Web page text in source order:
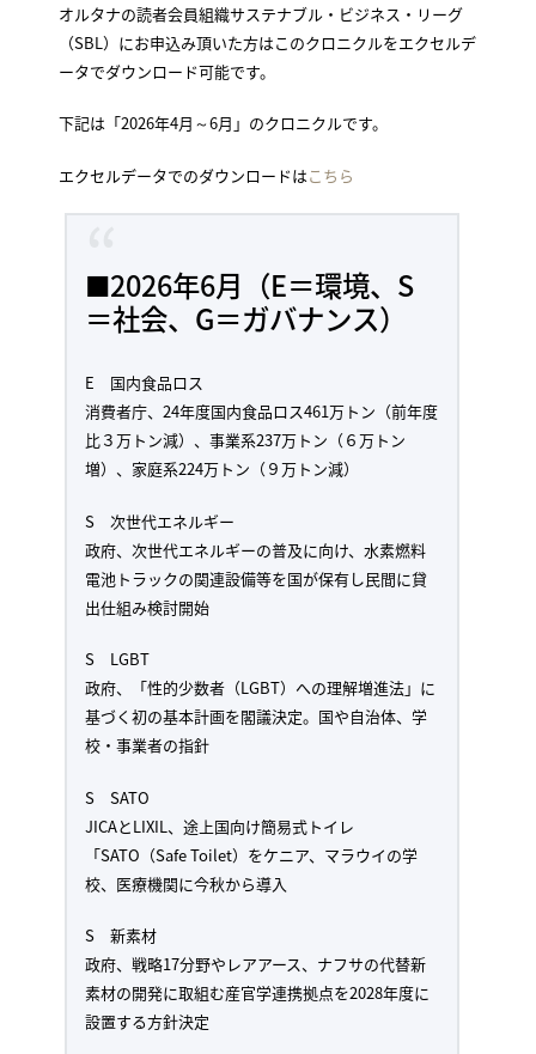
オルタナの読者会員組織サステナブル・ビジネス・リーグ
（SBL）にお申込み頂いた方はこのクロニクルをエクセルデ
ータでダウンロード可能です。
下記は「2026年4月～6月」のクロニクルです。
エクセルデータでのダウンロードはこちら
■2026年6月（E＝環境、S
＝社会、G＝ガバナンス）
E 国内食品ロス
消費者庁、24年度国内食品ロス461万トン（前年度
比３万トン減）、事業系237万トン（６万トン
増）、家庭系224万トン（９万トン減）
S 次世代エネルギー
政府、次世代エネルギーの普及に向け、水素燃料
電池トラックの関連設備等を国が保有し民間に貸
出仕組み検討開始
S LGBT
政府、「性的少数者（LGBT）への理解増進法」に
基づく初の基本計画を閣議決定。国や自治体、学
校・事業者の指針
S SATO
JICAとLIXIL、途上国向け簡易式トイレ
「SATO（Safe Toilet）をケニア、マラウイの学
校、医療機関に今秋から導入
S 新素材
政府、戦略17分野やレアアース、ナフサの代替新
素材の開発に取組む産官学連携拠点を2028年度に
設置する方針決定